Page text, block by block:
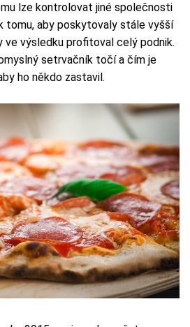
lze kontrolovat jiné společnosti
tomu, aby poskytovaly stále vyšší
ve výsledku profitoval celý podnik.
setrvačník točí a čím je
ho někdo zastavil.